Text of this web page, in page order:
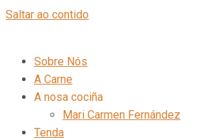
Saltar ao contido
Sobre Nós
A Carne
A nosa cociña
Mari Carmen Fernández
Tenda